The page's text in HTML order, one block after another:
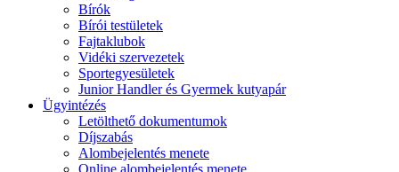
Bírók
Bírói testületek
Fajtaklubok
Vidéki szervezetek
Sportegyesületek
Junior Handler és Gyermek kutyapár
Ügyintézés
Letölthető dokumentumok
Díjszabás
Alombejelentés menete
Online alombejelentés menete